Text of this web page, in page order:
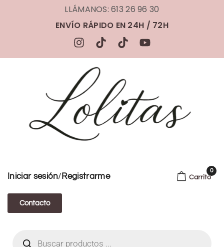
LLÁMANOS: 613 26 96 30
ENVÍO RÁPIDO EN 24H / 72H
Iniciar sesión/ Registrarme
Contacto
Carrito
0